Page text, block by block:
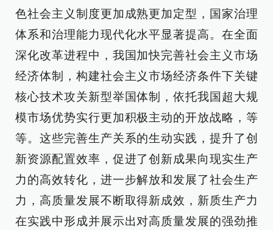
色社会主义制度更加成熟更加定型，国家治理
体系和治理能力现代化水平显著提高。在全面
深化改革进程中，我国加快完善社会主义市场
经济体制，构建社会主义市场经济条件下关键
核心技术攻关新型举国体制，依托我国超大规
模市场优势实行更加积极主动的开放战略，等
等。这些完善生产关系的生动实践，提升了创
新资源配置效率，促进了创新成果向现实生产
力的高效转化，进一步解放和发展了社会生产
力，高质量发展不断取得新成效，新质生产力
在实践中形成并展示出对高质量发展的强劲推